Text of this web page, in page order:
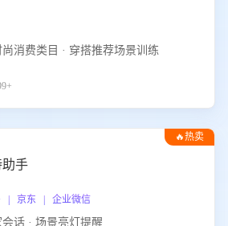
消费类目 · 穿搭推荐场景训练
🔥热卖
手
| 京东 | 企业微信
话 · 场景亮灯提醒